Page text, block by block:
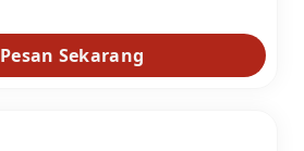
Pesan Sekarang